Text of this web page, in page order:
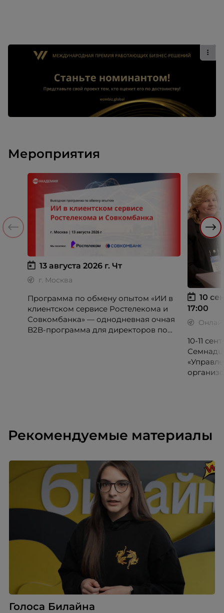
Мероприятия
13 августа 2026 г. Чт
г. Москва
Программа по обмену опытом «ИИ в
клиентском сервисе Ростелекома и
Совкомбанка» — однодневная очная
B2B-программа для директоров по
10
17:00
10-11
Рекомендуемые материалы
Голоса Билайна